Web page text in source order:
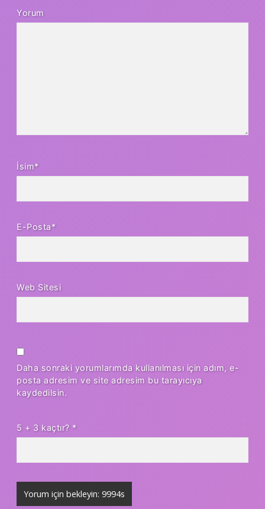
Yorum
İsim*
E-Posta*
Web Sitesi
Daha sonraki yorumlarımda kullanılması için adım, e-
posta adresim ve site adresim bu tarayıcıya
kaydedilsin.
5 + 3 kaçtır? *